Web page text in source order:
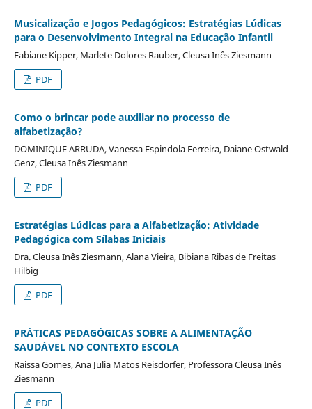
Musicalização e Jogos Pedagógicos: Estratégias Lúdicas
para o Desenvolvimento Integral na Educação Infantil
Fabiane Kipper, Marlete Dolores Rauber, Cleusa Inês Ziesmann
PDF
Como o brincar pode auxiliar no processo de
alfabetização?
DOMINIQUE ARRUDA, Vanessa Espindola Ferreira, Daiane Ostwald
Genz, Cleusa Inês Ziesmann
PDF
Estratégias Lúdicas para a Alfabetização: Atividade
Pedagógica com Sílabas Iniciais
Dra. Cleusa Inês Ziesmann, Alana Vieira, Bibiana Ribas de Freitas
Hilbig
PDF
PRÁTICAS PEDAGÓGICAS SOBRE A ALIMENTAÇÃO
SAUDÁVEL NO CONTEXTO ESCOLA
Raissa Gomes, Ana Julia Matos Reisdorfer, Professora Cleusa Inês
Ziesmann
PDF